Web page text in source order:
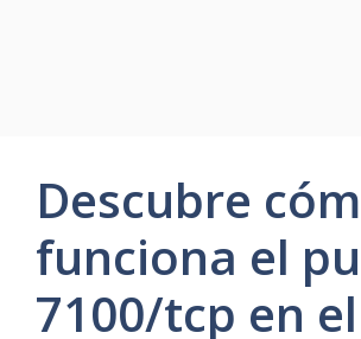
Descubre
funciona el
7100/tcp en el